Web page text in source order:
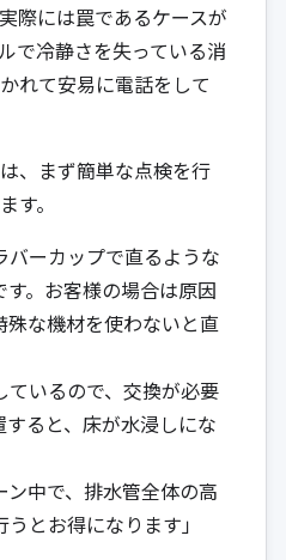
際には罠であるケースが
で冷静さを失っている消
れて安易に電話をして
、まず簡単な点検を行
す。
バーカップで直るような
。お客様の場合は原因
な機材を使わないと直
ているので、交換が必要
ると、床が水浸しにな
ン中で、排水管全体の高
とお得になります」